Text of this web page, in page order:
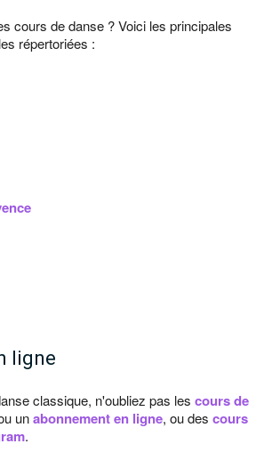
cours de danse ? Voici les principales
répertoriées :
ligne
classique, n'oubliez pas les cours de
unabonnement en ligne, ou des cours
.